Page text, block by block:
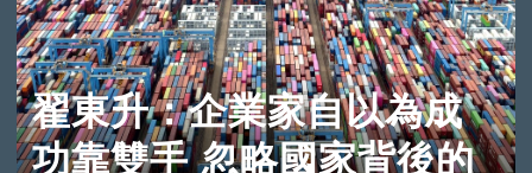
翟東升：企業家自以為成
功靠雙手 忽略國家背後的